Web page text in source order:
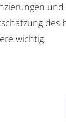
des
wichtig.